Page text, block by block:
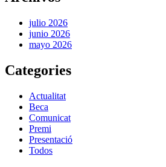
julio 2026
junio 2026
mayo 2026
Categories
Actualitat
Beca
Comunicat
Premi
Presentació
Todos